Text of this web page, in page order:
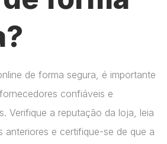
de forma segura, é importante
confiáveis e
Verifique a reputação da loja, leia
anteriores e certifique-se de que a